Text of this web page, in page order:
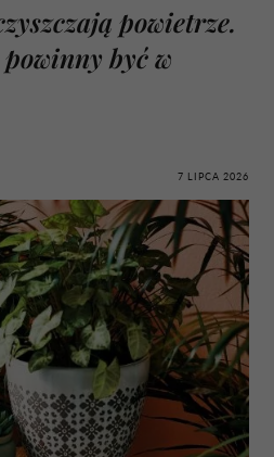
powietrze.
być w
7 LIPCA 2026